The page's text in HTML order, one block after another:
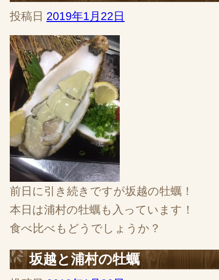
投稿日 2019年1月22日
前日に引き続きですが坂越の牡蠣！
本日は浦村の牡蠣も入っています！
食べ比べもどうでしょうか？
坂越と浦村の牡蠣